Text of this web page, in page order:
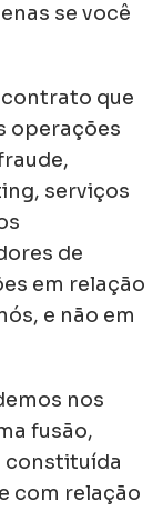
se você
que
operações
serviços
de
em relação
e não em
nos
fusão,
constituída
com relação